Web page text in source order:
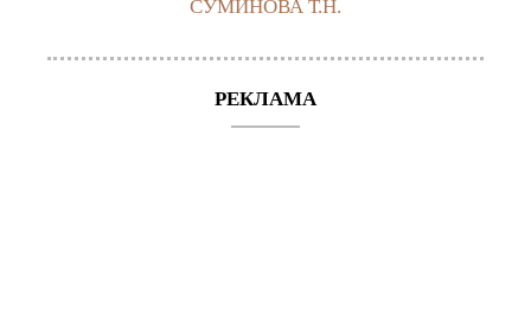
СУМИНОВА Т.Н.
РЕКЛАМА